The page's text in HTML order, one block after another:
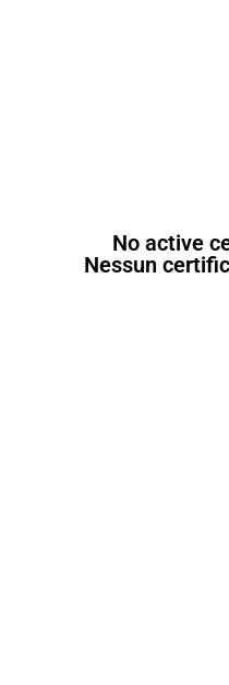
No active
Nessun